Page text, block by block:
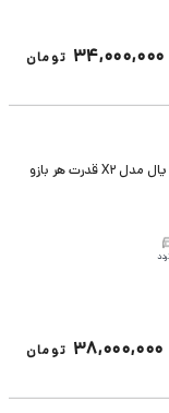
34,000,000 تومان
جک پارکینگی یال مدل X2 قدرت هر بازو
38,000,000 تومان